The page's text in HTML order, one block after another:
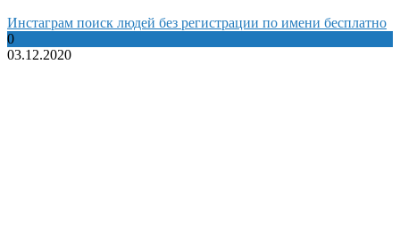
Инстаграм поиск людей без регистрации по имени бесплатно
0
03.12.2020